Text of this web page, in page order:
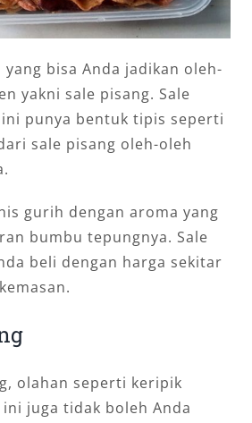
bisa Anda jadikan oleh-
yakni sale pisang. Sale
punya bentuk tipis seperti
sale pisang oleh-oleh
gurih dengan aroma yang
bumbu tepungnya. Sale
beli dengan harga sekitar
olahan seperti keripik
juga tidak boleh Anda